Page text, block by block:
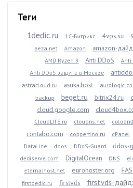
Теги
1dedic.ru 1С-Битрикс 4vps.su
aeza.net
Amazon amazon-
AMD Ryzen 9
Anti DDoS
Anti
Anti DDoS защита в Москве
astracloud.ru
asuka.host
backup beget.ru bitrix24.ru
cloud.google.com
CloudLITE.ru cloudns.net
contabo.com coopertino.ru cPanel
DataLine ddos DDoS-Guard ddos-
dediserve.com
DigitalOcean DNS
eternalhost.net
eurohoster.org
firstdedic.ru
firstvds firstvds-